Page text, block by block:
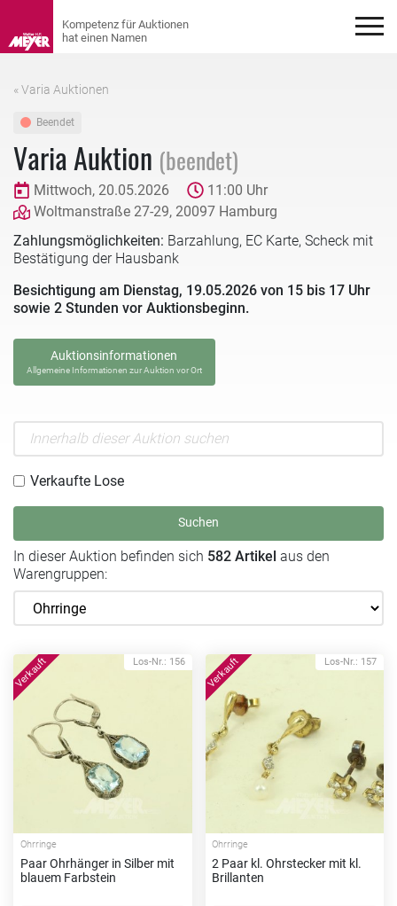
« Varia Auktionen
Beendet
Varia Auktion (beendet)
Mittwoch, 20.05.2026
11:00 Uhr
Woltmanstraße 27-29, 20097 Hamburg
Zahlungsmöglichkeiten: Barzahlung, EC Karte, Scheck mit
Bestätigung der Hausbank
Besichtigung am Dienstag, 19.05.2026 von 15 bis 17 Uhr
sowie 2 Stunden vor Auktionsbeginn.
Auktionsinformationen
Allgemeine Informationen zur Auktion vor Ort
Verkaufte Lose
Suchen
In dieser Auktion befinden sich 582 Artikel aus den
Warengruppen:
Los-Nr.: 156
Ohrringe
Paar Ohrhänger in Silber mit
blauem Farbstein
Los-Nr.: 157
Ohrringe
2 Paar kl. Ohrstecker mit kl.
Brillanten